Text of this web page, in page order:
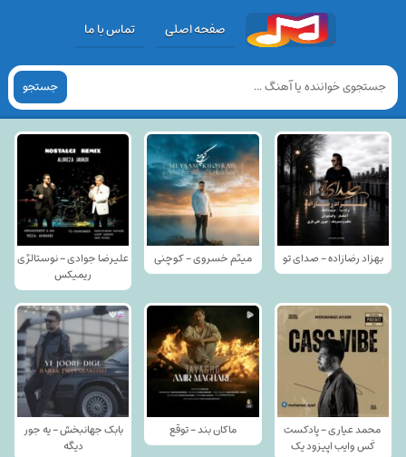
صفحه اصلی تماس با ما
جستجو
بهزاد رضازاده - صدای تو میثم خسروی - کوچنی
علیرضا جوادی - نوستالژی
ریمیکس
محمد عیاری - پادکست
کَس وایب اپیزود یک
ماکان بند - توقع
بابک جهانبخش - یه جور
دیگه